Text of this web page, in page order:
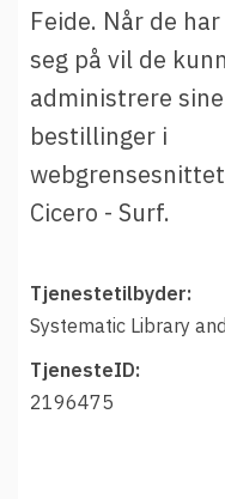
Arrangementer
Aktuelt
Veikart
Prosjekt
Personvern
Se informasjonen
Underlag for
Feide. Når de
seg på vil de
administrere
bestillinger i
Cicero - Surf.
Tjenestetilbyder:
Systematic Library
TjenesteID:
2196475